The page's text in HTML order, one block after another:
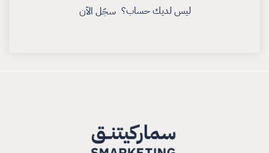
ليس لديك حساب؟ سجّل الآن